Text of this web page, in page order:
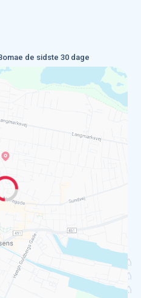
de sidste 30 dage